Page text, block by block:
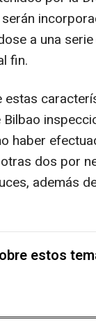
a una
fin.
estas
haber
dos por
además
estos